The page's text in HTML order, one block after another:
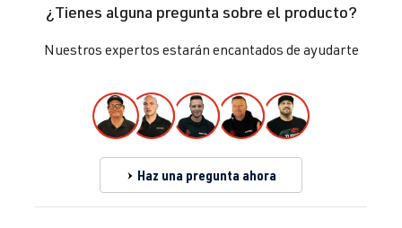
¿Tienes alguna pregunta sobre el producto?
Nuestros expertos estarán encantados de ayudarte
Haz una pregunta ahora